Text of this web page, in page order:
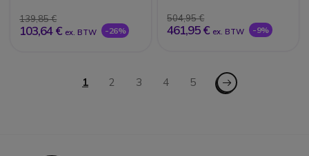
139,85 €
103,64 € ex. BTW -26%
504,95 €
461,95 € ex. BTW -9%
Pagina
U lees momenteel pagina
1 Pagina
2 Pagina
3 Pagina
4 Pagina
5 Pagina - Volgende